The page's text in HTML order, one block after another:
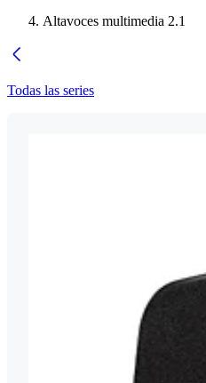
Altavoces multimedia 2.1
Todas las series